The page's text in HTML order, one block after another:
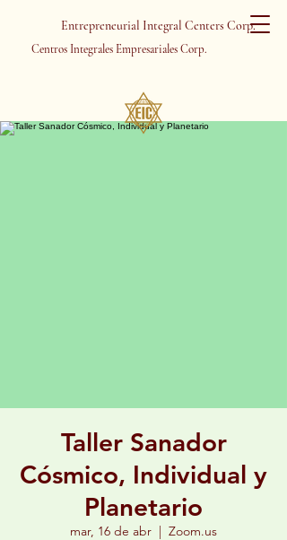
Entrepreneurial Integral Centers Corp.
Centros Integrales Empresariales Corp.
Taller Sanador
Cósmico, Individual y
Planetario
mar, 16 de abr
  |
Zoom.us